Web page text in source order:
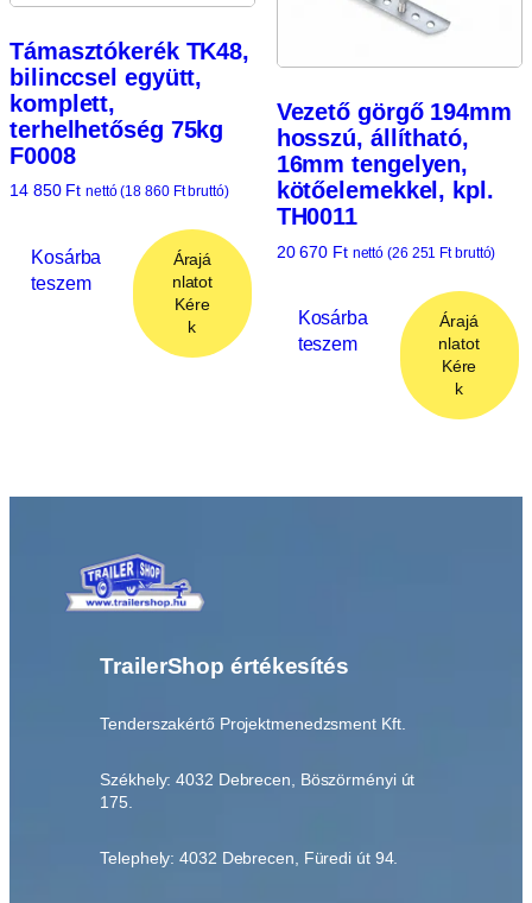
Támasztókerék TK48,
bilinccsel együtt,
komplett,
terhelhetőség 75kg
F0008
14 850 Ft nettó (18 860 Ftbruttó)
Kosárba
teszem
Árajá
nlatot
Kére
k
Vezető görgő 194mm
hosszú, állítható,
16mm tengelyen,
kötőelemekkel, kpl.
TH0011
20 670 Ft nettó (26 251 Ftbruttó)
Kosárba
teszem
Árajá
nlatot
Kére
k
TrailerShop értékesítés
Tenderszakértő Projektmenedzsment Kft.
Székhely: 4032 Debrecen, Böszörményi út
175.
Telephely: 4032 Debrecen, Füredi út 94.